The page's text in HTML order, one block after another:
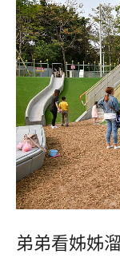
弟弟看姊姊